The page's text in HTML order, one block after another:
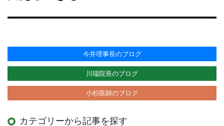
今井理事長のブログ
川端院長のブログ
小杉医師のブログ
カテゴリーから記事を探す